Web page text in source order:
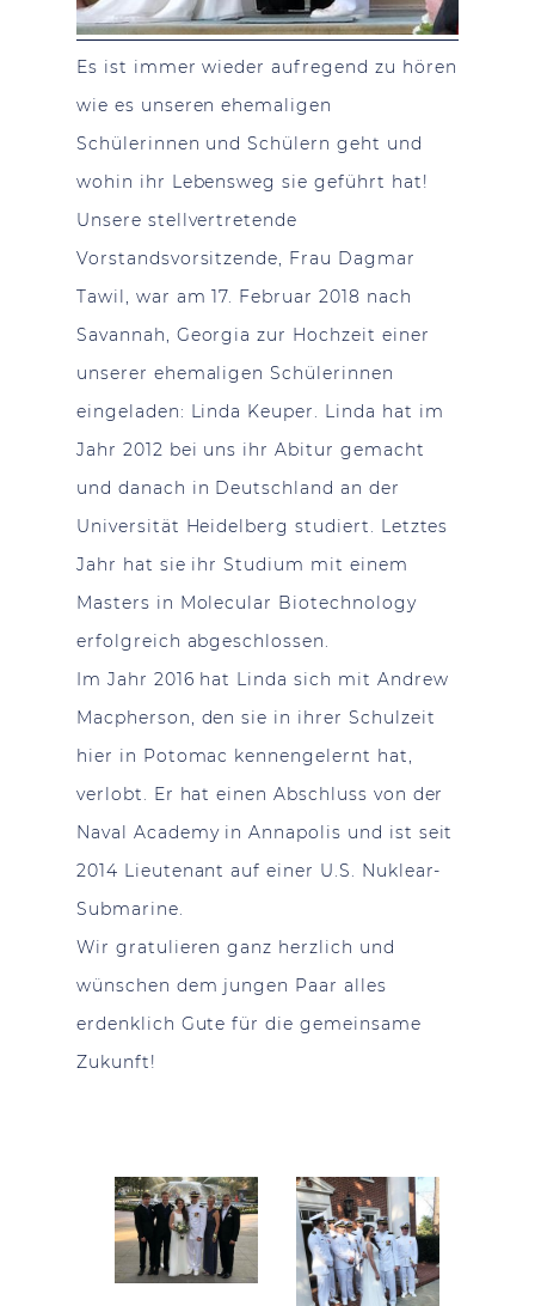
Es ist immer wieder aufregend zu hören
wie es unseren ehemaligen
Schülerinnen und Schülern geht und
wohin ihr Lebensweg sie geführt hat!
Unsere stellvertretende
Vorstandsvorsitzende, Frau Dagmar
Tawil, war am 17. Februar 2018 nach
Savannah, Georgia zur Hochzeit einer
unserer ehemaligen Schülerinnen
eingeladen: Linda Keuper. Linda hat im
Jahr 2012 bei uns ihr Abitur gemacht
und danach in Deutschland an der
Universität Heidelberg studiert. Letztes
Jahr hat sie ihr Studium mit einem
Masters in Molecular Biotechnology
erfolgreich abgeschlossen.
Im Jahr 2016 hat Linda sich mit Andrew
Macpherson, den sie in ihrer Schulzeit
hier in Potomac kennengelernt hat,
verlobt. Er hat einen Abschluss von der
Naval Academy in Annapolis und ist seit
2014 Lieutenant auf einer U.S. Nuklear-
Submarine.
Wir gratulieren ganz herzlich und
wünschen dem jungen Paar alles
erdenklich Gute für die gemeinsame
Zukunft!